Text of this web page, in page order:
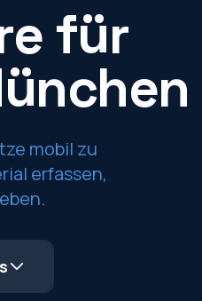
für
mobil zu
erfassen,